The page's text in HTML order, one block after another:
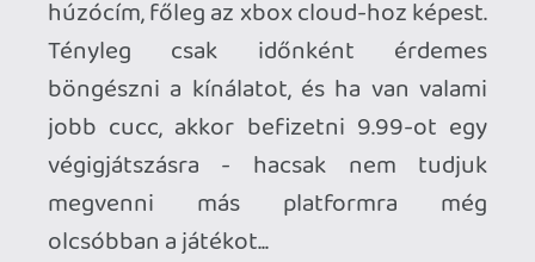
Legnagyobb problémám még mindig a
játékkínálat (hiánya). Bár minden
hónapban kerül be egy-két jelentősebb
cím, még mindig NAGYON le van maradva
a Luna a konkurenciától.
Vevőcsalógatóként jó dolog a Prime
Gaming, valamint az UbiSoft és GOG-
accountokkal összekapcsolhatóság (az
összes Ubi és bizonyos GOG-játékokat